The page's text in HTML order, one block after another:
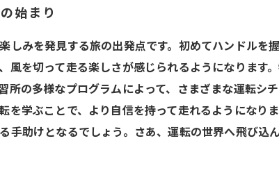
始まり
みを発見する旅の出発点です。初めてハンドルを
を切って走る楽しさが感じられるようになります
の多様なプログラムによって、さまざまな運転シ
学ぶことで、より自信を持って走れるようになり
助けとなるでしょう。さあ、運転の世界へ飛び込